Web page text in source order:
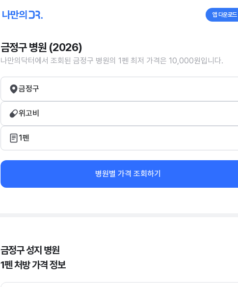
앱 다운로드
금정구 병원 (2026)
나만의닥터에서 조회된 금정구 병원의 1펜 최저 가격은 10,000원입니다.
금정구
위고비
1펜
병원별 가격 조회하기
금정구 성지 병원
1펜 처방 가격 정보